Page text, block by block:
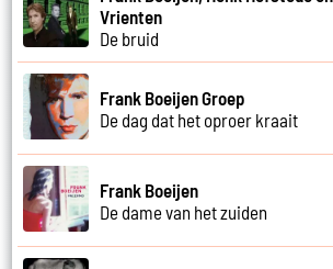
Vrienten
De bruid
Frank Boeijen Groep
De dag dat het oproer kraait
Frank Boeijen
De dame van het zuiden